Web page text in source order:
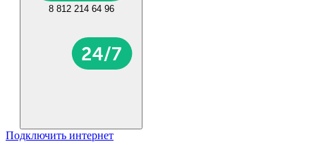
8 812 214 64 96
Подключить интернет